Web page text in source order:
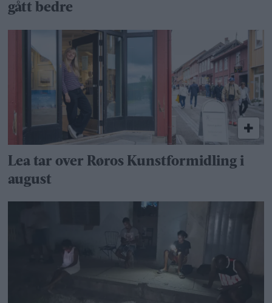
gått bedre
Lea tar over Røros Kunstformidling i
august